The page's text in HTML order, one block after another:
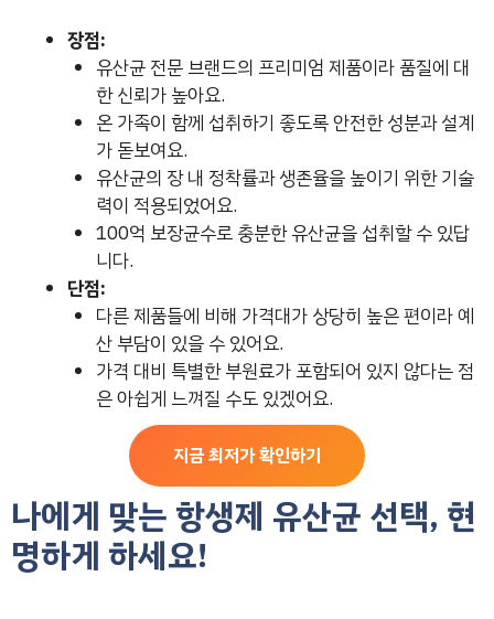
장점:
유산균 전문 브랜드의 프리미엄 제품이라 품질에 대
한 신뢰가 높아요.
온 가족이 함께 섭취하기 좋도록 안전한 성분과 설계
가 돋보여요.
유산균의 장 내 정착률과 생존율을 높이기 위한 기술
력이 적용되었어요.
100억 보장균수로 충분한 유산균을 섭취할 수 있답
니다.
단점:
다른 제품들에 비해 가격대가 상당히 높은 편이라 예
산 부담이 있을 수 있어요.
가격 대비 특별한 부원료가 포함되어 있지 않다는 점
은 아쉽게 느껴질 수도 있겠어요.
지금 최저가 확인하기
나에게 맞는 항생제 유산균 선택, 현
명하게 하세요!